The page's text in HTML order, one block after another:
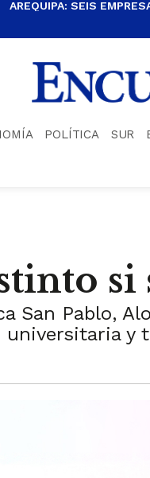
AREQUIPA: SEIS
POLÍTICA SUR
San Pablo,
y